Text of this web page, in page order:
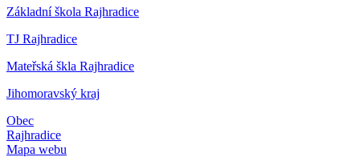
Základní škola Rajhradice
TJ Rajhradice
Mateřská škla Rajhradice
Jihomoravský kraj
Obec
Rajhradice
Mapa webu